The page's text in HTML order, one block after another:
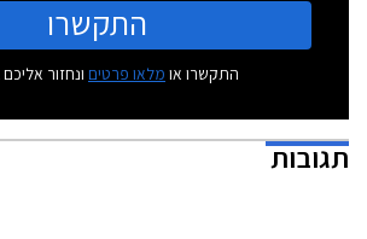
התקשרו
התקשרו או מלאו פרטים ונחזור
תגובות